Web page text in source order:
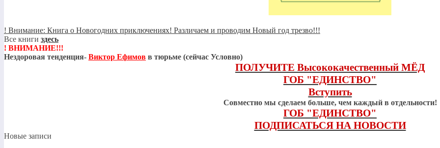
! Внимание: Книга о Новогодних приключениях! Различаем и проводим Новый год трезво!!!
Все книги здесь
! ВНИМАНИЕ!!!
Нездоровая тенденция- Виктор Ефимов в тюрьме (сейчас Условно)
ПОЛУЧИТЕ Высококачественный МЁД
ГОБ "ЕДИНСТВО"
Вступить
Совместно мы сделаем больше, чем каждый в отдельности!
ГОБ "ЕДИНСТВО"
ПОДПИСАТЬСЯ НА НОВОСТИ
Новые записи